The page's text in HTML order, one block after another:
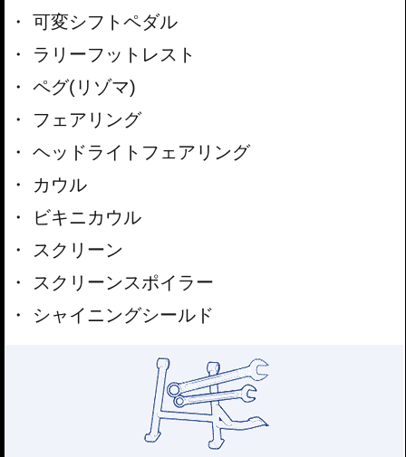
可変シフトペダル
ラリーフットレスト
ペグ(リゾマ)
フェアリング
ヘッドライトフェアリング
カウル
ビキニカウル
スクリーン
スクリーンスポイラー
シャイニングシールド